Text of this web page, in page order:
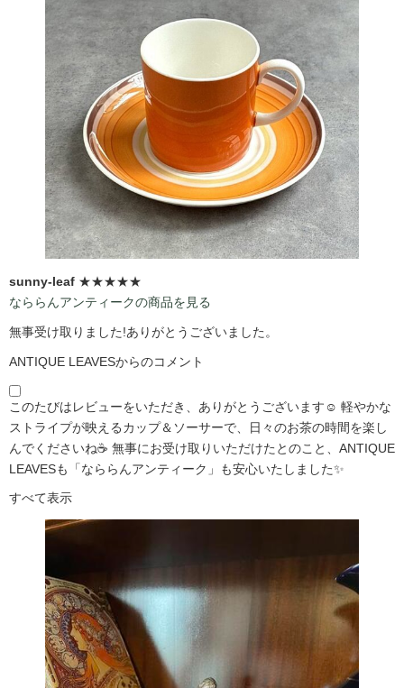
sunny-leaf ★★★★★
なららんアンティークの商品を見る
無事受け取りました!ありがとうございました。
ANTIQUE LEAVESからのコメント
このたびはレビューをいただき、ありがとうございます☺️ 軽やかな
ストライプが映えるカップ＆ソーサーで、日々のお茶の時間を楽し
んでくださいね☕ 無事にお受け取りいただけたとのこと、ANTIQUE
LEAVESも「なららんアンティーク」も安心いたしました✨
すべて表示